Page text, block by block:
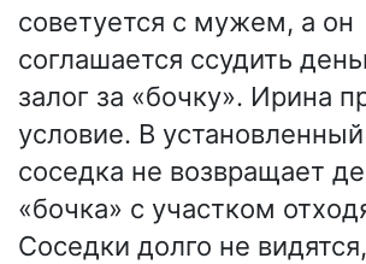
советуется с мужем, а он
соглашается ссудить
залог за «бочку». Ирина
условие. В
соседка не возвращает
«бочка» с участком
Соседки долго не